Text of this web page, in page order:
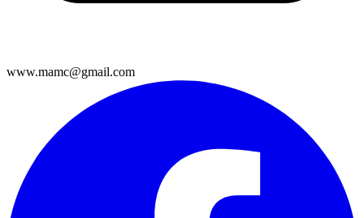
www.mamc@gmail.com